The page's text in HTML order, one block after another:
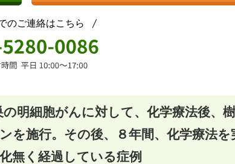
のご連絡はこちら
明細胞がんに対して、化学療法後、
を施行。その後、８年間、化学療法を
無く経過している症例